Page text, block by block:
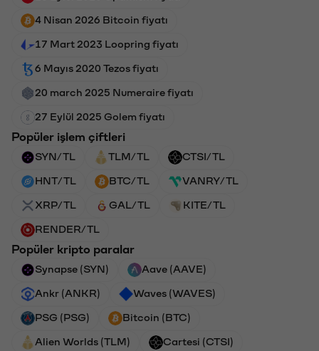
4 Nisan 2026 Bitcoin fiyatı
17 Mart 2023 Loopring fiyatı
6 Mayıs 2020 Tezos fiyatı
20 march 2025 Numeraire fiyatı
27 Eylül 2025 Golem fiyatı
Popüler işlem çiftleri
SYN/TL TLM/TL CTSI/TL
HNT/TL BTC/TL VANRY/TL
XRP/TL GAL/TL KITE/TL
RENDER/TL
Popüler kripto paralar
Synapse (SYN) Aave (AAVE)
Ankr (ANKR) Waves (WAVES)
PSG (PSG) Bitcoin (BTC)
Alien Worlds (TLM) Cartesi (CTSI)